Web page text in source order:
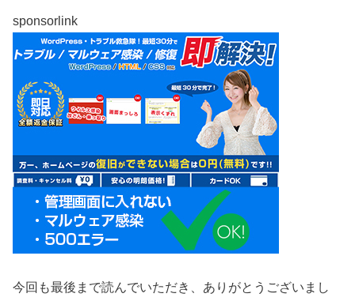
sponsorlink
今回も最後まで読んでいただき、ありがとうございまし